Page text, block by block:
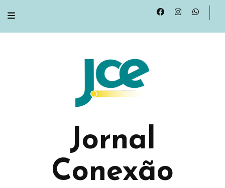
Jornal
Conexão